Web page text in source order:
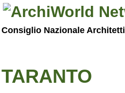
Consiglio Nazionale
TARANTO